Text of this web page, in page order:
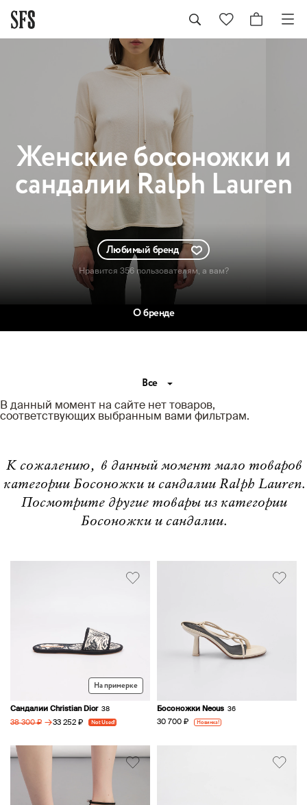
Женскиебосоножки и
сандалии Ralph Lauren
Любимый бренд
Нравится 356 пользователям, а вам?
О бренде
Все
В данный момент на сайте нет товаров,
соответствующих выбранным вами фильтрам.
К сожалению, в данный момент мало товаров
категории Босоножки и сандалии Ralph Lauren.
Посмотрите другие товары из категории
Босоножки и сандалии.
На примерке
Сандалии Christian Dior 38
38 300 ₽ → 33 252 ₽ Not Used!
Босоножки Neous 36
30 700 ₽ Новинка!